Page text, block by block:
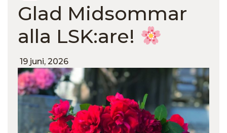
Glad Midsommar
alla LSK:are!
19 juni, 2026